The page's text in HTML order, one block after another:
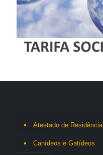
Atestado de Residência
Canídeos e Gatídeos